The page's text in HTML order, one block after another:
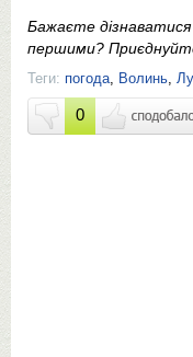
Бажаєте дізнаватися
першими?
Теги: погода Волинь
0